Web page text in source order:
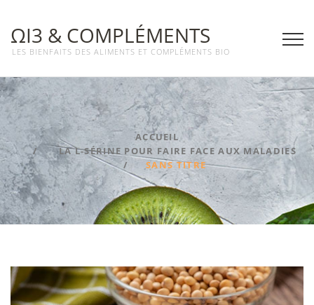
ΩΙ3 & COMPLÉMENTS
LES BIENFAITS DES ALIMENTS ET COMPLÉMENTS BIO
ACCUEIL
LA L-SÉRINE POUR FAIRE FACE AUX MALADIES
SANS TITRE